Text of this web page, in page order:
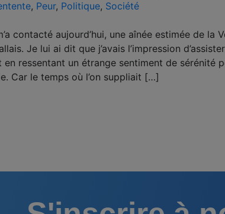
, Peur, Politique, Société
contacté aujourd’hui, une aînée estimée de la
Je lui ai dit que j’avais l’impression
ressentant un étrange sentiment de sérénité
Car le temps où l’on suppliait […]